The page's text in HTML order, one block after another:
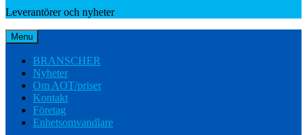
Leverantörer och nyheter
Menu
BRANSCHER
Nyheter
Om AOT/priser
Kontakt
Företag
Enhetsomvandlare